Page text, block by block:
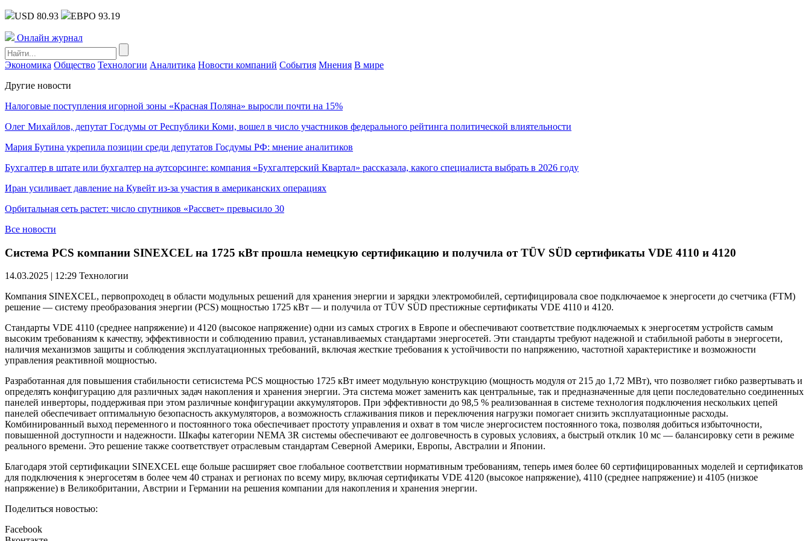
USD 80.93 ЕВРО 93.19
Онлайн журнал
Экономика Общество Технологии Аналитика Новости компаний События Мнения В мире
Другие новости
Налоговые поступления игорной зоны «Красная Поляна» выросли почти на 15%
Олег Михайлов, депутат Госдумы от Республики Коми, вошел в число участников федерального рейтинга политической влиятельности
Мария Бутина укрепила позиции среди депутатов Госдумы РФ: мнение аналитиков
Бухгалтер в штате или бухгалтер на аутсорсинге: компания «Бухгалтерский Квартал» рассказала, какого специалиста выбрать в 2026 году
Иран усиливает давление на Кувейт из-за участия в американских операциях
Орбитальная сеть растет: число спутников «Рассвет» превысило 30
Все новости
Система PCS компании SINEXCEL на 1725 кВт прошла немецкую сертификацию и получила от TÜV SÜD сертификаты VDE 4110 и 4120
14.03.2025 | 12:29 Технологии
Компания SINEXCEL, первопроходец в области модульных решений для хранения энергии и зарядки электромобилей, сертифицировала свое подключаемое к энергосети до счетчика (FTM)
решение — систему преобразования энергии (PCS) мощностью 1725 кВт — и получила от TÜV SÜD престижные сертификаты VDE 4110 и 4120.
Стандарты VDE 4110 (среднее напряжение) и 4120 (высокое напряжение) одни из самых строгих в Европе и обеспечивают соответствие подключаемых к энергосетям устройств самым
высоким требованиям к качеству, эффективности и соблюдению правил, устанавливаемых стандартами энергосетей. Эти стандарты требуют надежной и стабильной работы в энергосети,
наличия механизмов защиты и соблюдения эксплуатационных требований, включая жесткие требования к устойчивости по напряжению, частотной характеристике и возможности
управления реактивной мощностью.
Разработанная для повышения стабильности сетисистема PCS мощностью 1725 кВт имеет модульную конструкцию (мощность модуля от 215 до 1,72 МВт), что позволяет гибко развертывать и
определять конфигурацию для различных задач накопления и хранения энергии. Эта система может заменить как центральные, так и предназначенные для цепи последовательно соединенных
панелей инверторы, поддерживая при этом различные конфигурации аккумуляторов. При эффективности до 98,5 % реализованная в системе технология подключения нескольких цепей
панелей обеспечивает оптимальную безопасность аккумуляторов, а возможность сглаживания пиков и переключения нагрузки помогает снизить эксплуатационные расходы.
Комбинированный выход переменного и постоянного тока обеспечивает простоту управления и охват в том числе энергосистем постоянного тока, позволяя добиться избыточности,
повышенной доступности и надежности. Шкафы категории NEMA 3R системы обеспечивают ее долговечность в суровых условиях, а быстрый отклик 10 мс — балансировку сети в режиме
реального времени. Это решение также соответствует отраслевым стандартам Северной Америки, Европы, Австралии и Японии.
Благодаря этой сертификации SINEXCEL еще больше расширяет свое глобальное соответствии нормативным требованиям, теперь имея более 60 сертифицированных моделей и сертификатов
для подключения к энергосетям в более чем 40 странах и регионах по всему миру, включая сертификаты VDE 4120 (высокое напряжение), 4110 (среднее напряжение) и 4105 (низкое
напряжение) в Великобритании, Австрии и Германии на решения компании для накопления и хранения энергии.
Поделиться новостью:
Facebook